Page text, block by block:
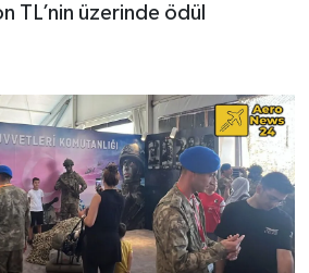
TL’nin üzerinde ödül